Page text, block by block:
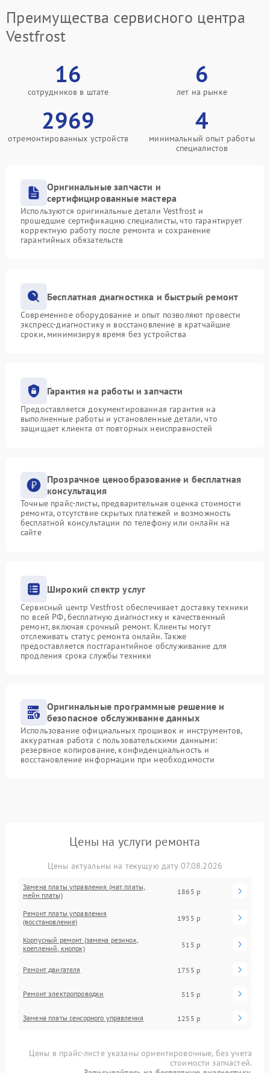
Преимущества сервисного центра
Vestfrost
16
сотрудников в штате
6
лет на рынке
2969
отремонтированных устройств
4
минимальный опыт работы
специалистов
Оригинальные запчасти и
сертифицированные мастера
Используются оригинальные детали Vestfrost и
прошедшие сертификацию специалисты, что гарантирует
корректную работу после ремонта и сохранение
гарантийных обязательств
Бесплатная диагностика и быстрый ремонт
Современное оборудование и опыт позволяют провести
экспресс-диагностику и восстановление в кратчайшие
сроки, минимизируя время без устройства
Гарантия на работы и запчасти
Предоставляется документированная гарантия на
выполненные работы и установленные детали, что
защищает клиента от повторных неисправностей
Прозрачное ценообразование и бесплатная
консультация
Точные прайс-листы, предварительная оценка стоимости
ремонта, отсутствие скрытых платежей и возможность
бесплатной консультации по телефону или онлайн на
сайте
Широкий спектр услуг
Сервисный центр Vestfrost обеспечивает доставку техники
по всей РФ, бесплатную диагностику и качественный
ремонт, включая срочный ремонт. Клиенты могут
отслеживать статус ремонта онлайн. Также
предоставляется постгарантийное обслуживание для
продления срока службы техники
Оригинальные программные решение и
безопасное обслуживание данных
Использование официальных прошивок и инструментов,
аккуратная работа с пользовательскими данными:
резервное копирование, конфиденциальность и
восстановление информации при необходимости
Цены на услуги ремонта
Цены актуальны на текущую дату 07.08.2026
Замена платы управления (мат.платы,
мейн платы)
1865 р
Ремонт платы управления
(восстановление)
1955 р
Корпусный ремонт (замена резинок,
креплений, кнопок)
515 р
Ремонт двигателя 1755 р
Ремонт электропроводки 515 р
Замена платы сенсорного управления 1255 р
Цены в прайс-листе указаны ориентировочные, без учета
стоимости запчастей.